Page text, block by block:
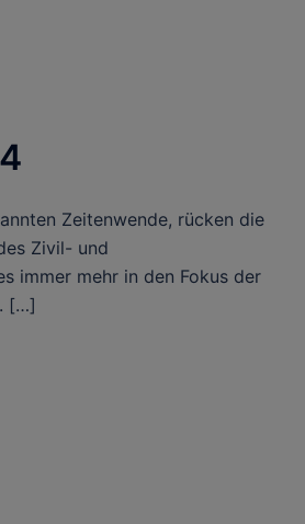
Zeitenwende, rücken die
Zivil- und
immer mehr in den Fokus der
[…]